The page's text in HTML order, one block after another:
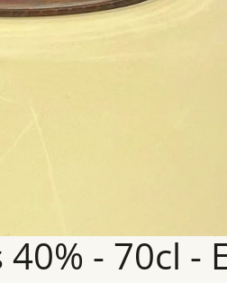
- 70cl -